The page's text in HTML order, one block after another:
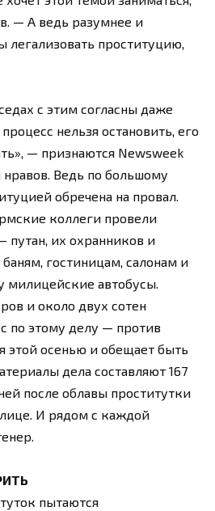
— А ведь разумнее и
проституцию,
с этим согласны даже
нельзя остановить, его
— признаются Newsweek
Ведь по большому
обречена на провал.
коллеги провели
путан, их охранников и
гостиницам, салонам и
милицейские автобусы.
и около двух сотен
по этому делу — против
этой осенью и обещает быть
дела составляют 167
после облавы проститутки
И рядом с каждой
пытаются